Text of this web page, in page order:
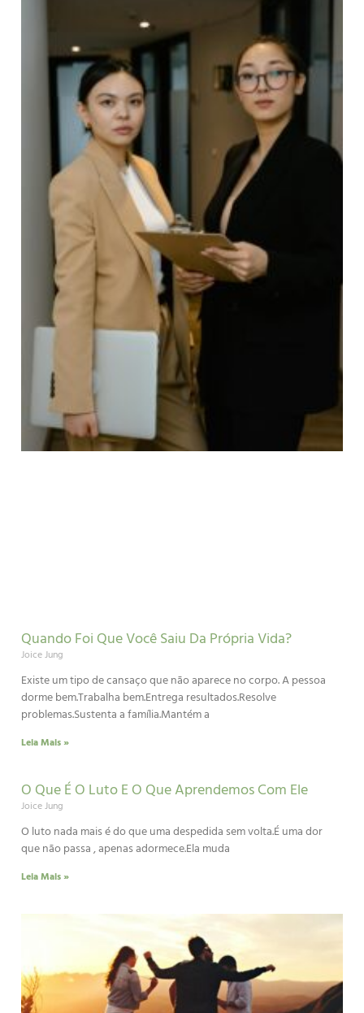
Quando Foi Que Você Saiu Da Própria Vida?
Joice Jung
Existe um tipo de cansaço que não aparece no corpo. A pessoa
dorme bem.Trabalha bem.Entrega resultados.Resolve
problemas.Sustenta a família.Mantém a
Leia Mais »
O Que É O Luto E O Que Aprendemos Com Ele
Joice Jung
O luto nada mais é do que uma despedida sem volta.É uma dor
que não passa , apenas adormece.Ela muda
Leia Mais »